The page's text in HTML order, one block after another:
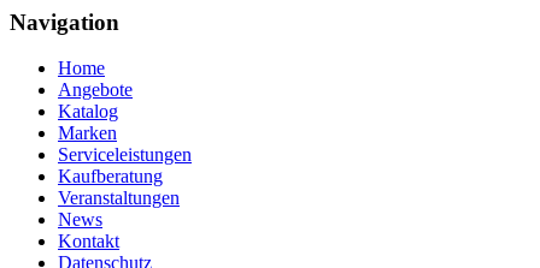
Navigation
Home
Angebote
Katalog
Marken
Serviceleistungen
Kaufberatung
Veranstaltungen
News
Kontakt
Datenschutz